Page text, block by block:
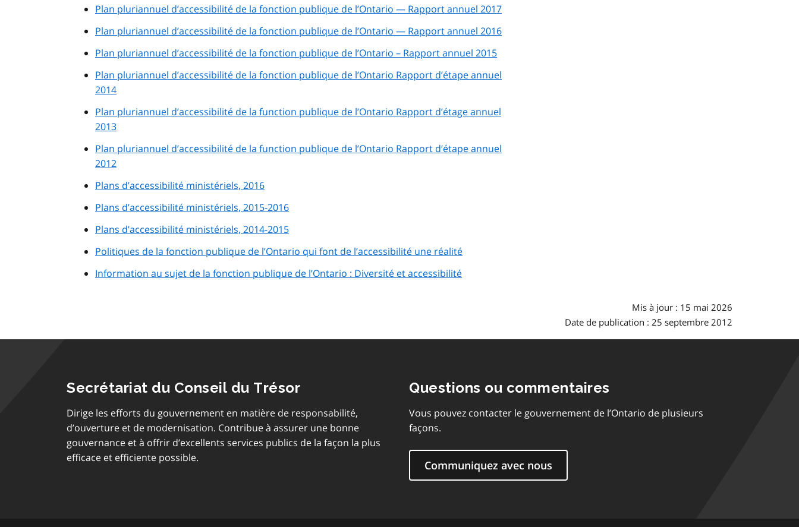
Plan pluriannuel d’accessibilité de la fonction publique de l’Ontario — Rapport annuel 2017
Plan pluriannuel d’accessibilité de la fonction publique de l’Ontario — Rapport annuel 2016
Plan pluriannuel d’accessibilité de la fonction publique de l’Ontario – Rapport annuel 2015
Plan pluriannuel d’accessibilité de la fonction publique de l’Ontario Rapport d’étape annuel
2014
Plan pluriannuel d’accessibilité de la function publique de l’Ontario Rapport d’étage annuel
2013
Plan pluriannuel d’accessibilité de la function publique de l’Ontario Rapport d’étape annuel
2012
Plans d’accessibilité ministériels, 2016
Plans d’accessibilité ministériels, 2015-2016
Plans d’accessibilité ministériels, 2014-2015
Politiques de la fonction publique de l’Ontario qui font de l’accessibilité une réalité
Information au sujet de la fonction publique de l’Ontario : Diversité et accessibilité
Mis à jour : 15 mai 2026
Date de publication : 25 septembre 2012
Secrétariat du Conseil du Trésor
Dirige les efforts du gouvernement en matière de responsabilité,
d’ouverture et de modernisation. Contribue à assurer une bonne
gouvernance et à offrir d’excellents services publics de la façon la plus
efficace et efficiente possible.
Questions ou commentaires
Vous pouvez contacter le gouvernement de l’Ontario de plusieurs
façons.
Communiquez avec nous